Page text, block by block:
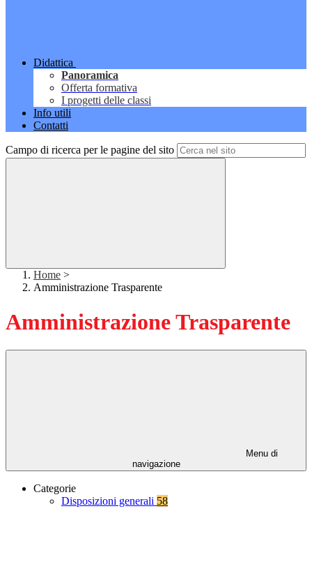
Didattica
Panoramica
Offerta formativa
I progetti delle classi
Info utili
Contatti
Campo di ricerca per le pagine del sito
Home >
Amministrazione Trasparente
Amministrazione Trasparente
Menu di
navigazione
Categorie
Disposizioni generali 58